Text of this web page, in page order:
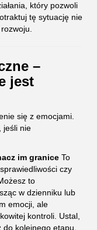
który pozwoli
tę sytuację nie
–
jest
się z emocjami.
jeśli nie
im granice To
czy
to
w dzienniku lub
emocji, ale
kontroli. Ustal,
kolejnego etapu.